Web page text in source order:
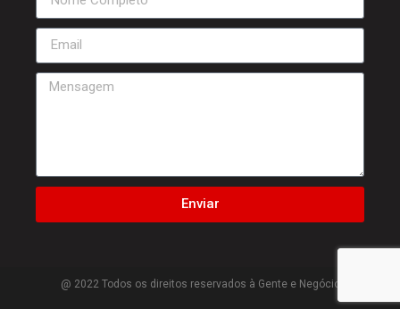
Enviar
@ 2022 Todos os direitos reservados à Gente e Negócio